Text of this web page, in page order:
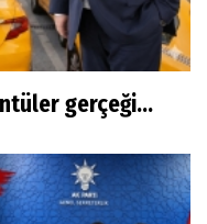
gerçeği...